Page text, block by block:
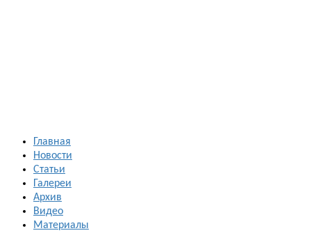
Главная
Новости
Статьи
Галереи
Архив
Видео
Материалы